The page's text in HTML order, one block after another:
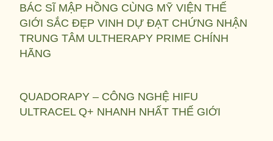
BÁC SĨ MẬP HỒNG CÙNG MỸ VIỆN THẾ
GIỚI SẮC ĐẸP VINH DỰ ĐẠT CHỨNG NHẬN
TRUNG TÂM ULTHERAPY PRIME CHÍNH
HÃNG
QUADORAPY – CÔNG NGHỆ HIFU
ULTRACEL Q+ NHANH NHẤT THẾ GIỚI